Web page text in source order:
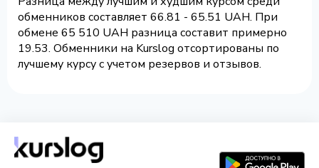
обменников составляет 66.81 - 65.51 UAH. При
обмене 65 510 UAH разница составит примерно
19.53. Обменники на Kurslog отсортированы по
лучшему курсу с учетом резервов и отзывов.